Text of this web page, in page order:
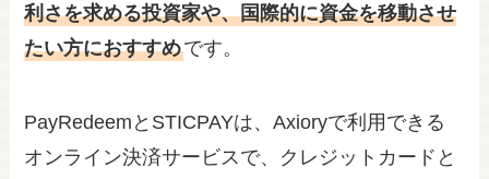
利さを求める投資家や、国際的に資金を移動させ
たい方におすすめです。
PayRedeemとSTICPAYは、Axioryで利用できる
オンライン決済サービスで、クレジットカードと